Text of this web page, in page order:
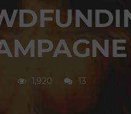
1,920 13